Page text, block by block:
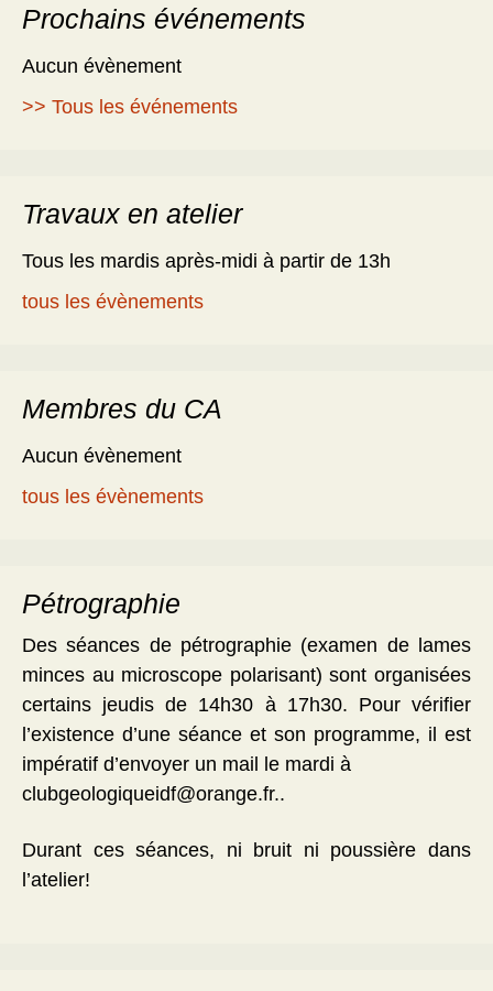
Prochains événements
Aucun évènement
>> Tous les événements
Travaux en atelier
Tous les mardis après-midi à partir de 13h
tous les évènements
Membres du CA
Aucun évènement
tous les évènements
Pétrographie
Des séances de pétrographie (examen de lames
minces au microscope polarisant) sont organisées
certains jeudis de 14h30 à 17h30. Pour vérifier
l’existence d’une séance et son programme, il est
impératif d’envoyer un mail le mardi à
clubgeologiqueidf@orange.fr..
Durant ces séances, ni bruit ni poussière dans
l’atelier!